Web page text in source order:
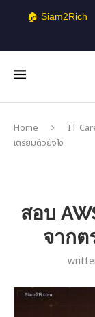
🏠 Siam2Rich
Home IT
เตรียมตัวยังไง
สอบ
จากต